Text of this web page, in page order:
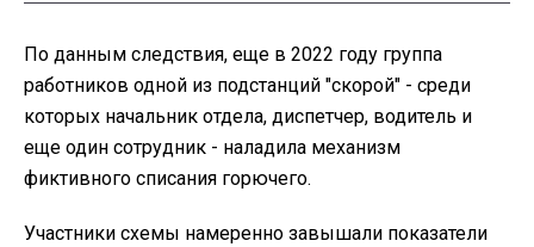
По данным следствия, еще в 2022 году группа
работников одной из подстанций "скорой" - среди
которых начальник отдела, диспетчер, водитель и
еще один сотрудник - наладила механизм
фиктивного списания горючего.
Участники схемы намеренно завышали показатели